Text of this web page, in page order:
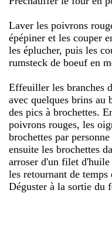
Laver les poivrons
épépiner et les couper
les éplucher, puis les
rumsteck de boeuf en
Effeuiller les branches
avec quelques brins au
des pics à brochettes.
poivrons rouges, les
brochettes par
ensuite les brochettes
arroser d'un filet
les retournant de temps
Déguster à la sortie du